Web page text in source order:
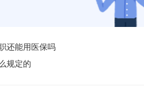
还能用医保吗
规定的